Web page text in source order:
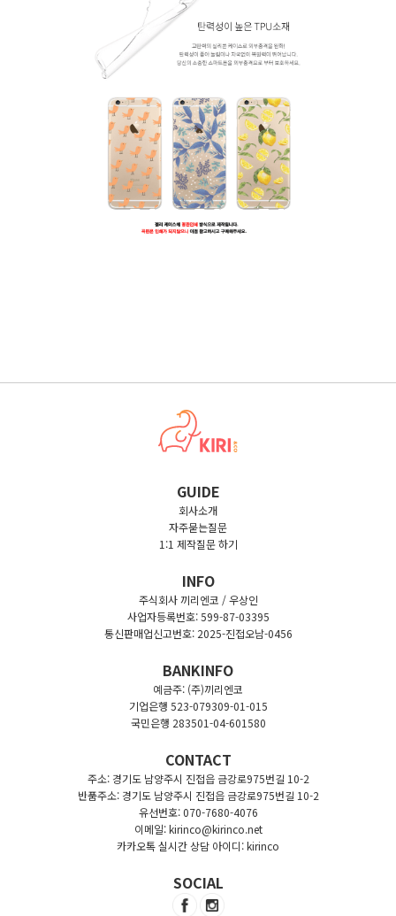
GUIDE
회사소개
자주묻는질문
1:1 제작질문 하기
INFO
주식회사 끼리엔코 / 우상인
사업자등록번호: 599-87-03395
통신판매업신고번호: 2025-진접오남-0456
BANKINFO
예금주: (주)끼리엔코
기업은행 523-079309-01-015
국민은행 283501-04-601580
CONTACT
주소: 경기도 남양주시 진접읍 금강로975번길 10-2
반품주소: 경기도 남양주시 진접읍 금강로975번길 10-2
유선번호: 070-7680-4076
이메일: kirinco@kirinco.net
카카오톡 실시간 상담 아이디: kirinco
SOCIAL